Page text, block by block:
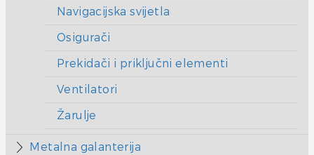
Navigacijska svijetla
Osigurači
Prekidači i priključni elementi
Ventilatori
Žarulje
Metalna galanterija